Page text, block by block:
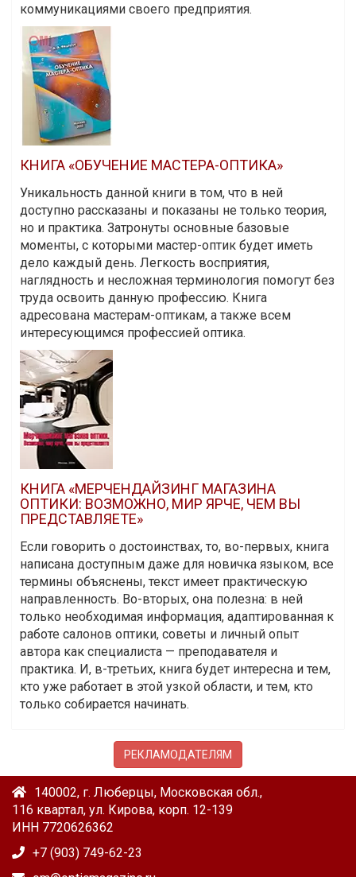
коммуникациями своего предприятия.
КНИГА «ОБУЧЕНИЕ МАСТЕРА-ОПТИКА»
Уникальность данной книги в том, что в ней
доступно рассказаны и показаны не только теория,
но и практика. Затронуты основные базовые
моменты, с которыми мастер-оптик будет иметь
дело каждый день. Легкость восприятия,
наглядность и несложная терминология помогут без
труда освоить данную профессию. Книга
адресована мастерам-оптикам, а также всем
интересующимся профессией оптика.
КНИГА «МЕРЧЕНДАЙЗИНГ МАГАЗИНА
ОПТИКИ: ВОЗМОЖНО, МИР ЯРЧЕ, ЧЕМ ВЫ
ПРЕДСТАВЛЯЕТЕ»
Если говорить о достоинствах, то, во-первых, книга
написана доступным даже для новичка языком, все
термины объяснены, текст имеет практическую
направленность. Во-вторых, она полезна: в ней
только необходимая информация, адаптированная к
работе салонов оптики, советы и личный опыт
автора как специалиста — преподавателя и
практика. И, в-третьих, книга будет интересна и тем,
кто уже работает в этой узкой области, и тем, кто
только собирается начинать.
РЕКЛАМОДАТЕЛЯМ
140002, г. Люберцы, Московская обл.,
116 квартал, ул. Кирова, корп. 12-139
ИНН 7720626362
+7 (903) 749-62-23